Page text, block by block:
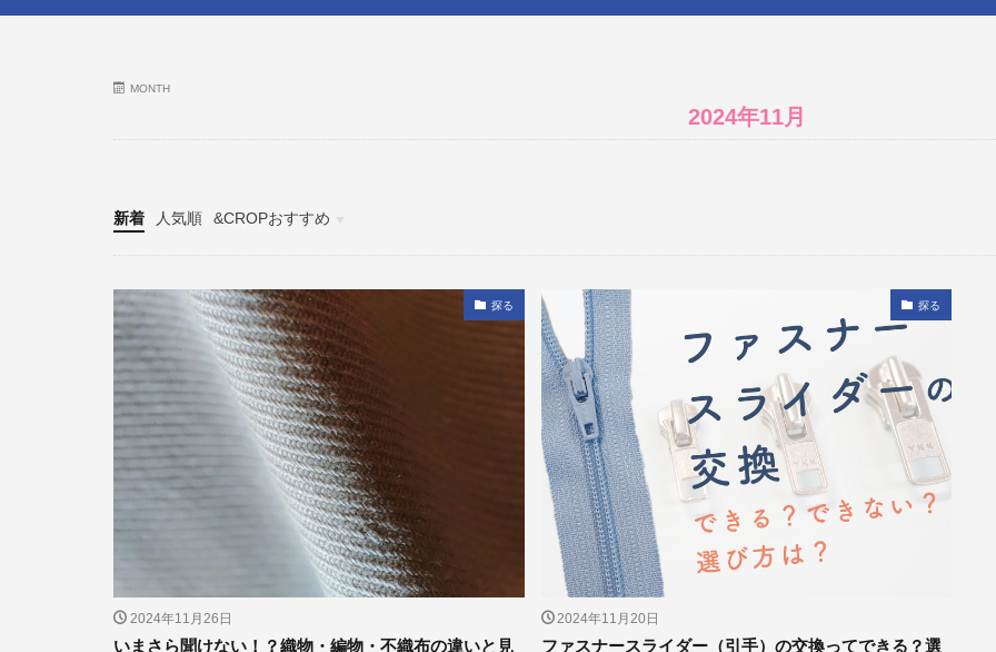
MONTH
2024年11月
新着 人気順 &CROPおすすめ
探る
探る
2024年11月26日
いまさら聞けない！？織物・編物・不織布の違いと見
探る
2024年11月20日
ファスナースライダー（引手）の交換ってできる？選